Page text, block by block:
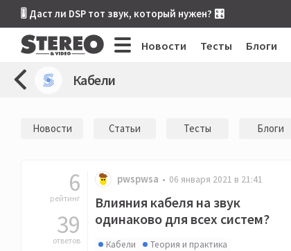
🎚 Даст ли DSP тот звук, который нужен? 🎛
Новости Тесты Блоги
Кабели
Новости Статьи Тесты Блоги
6
рейтинг
39
ответов
pwspwsa 06 января 2021 в 21:41
Влияния кабеля на звук
одинаково для всех систем?
Кабели Теория и практика